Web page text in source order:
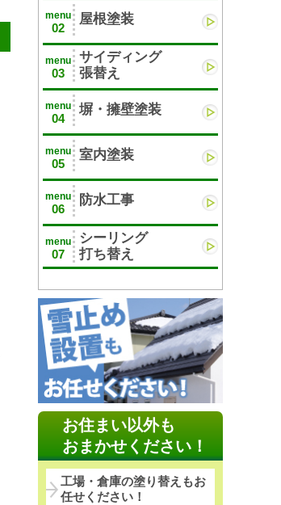
menu
02
屋根塗装
menu
03
サイディング
張替え
menu
04
塀・擁壁塗装
menu
05
室内塗装
menu
06
防水工事
menu
07
シーリング
打ち替え
お住まい以外も
おまかせください！
工場・倉庫の塗り替えもお
任せください！